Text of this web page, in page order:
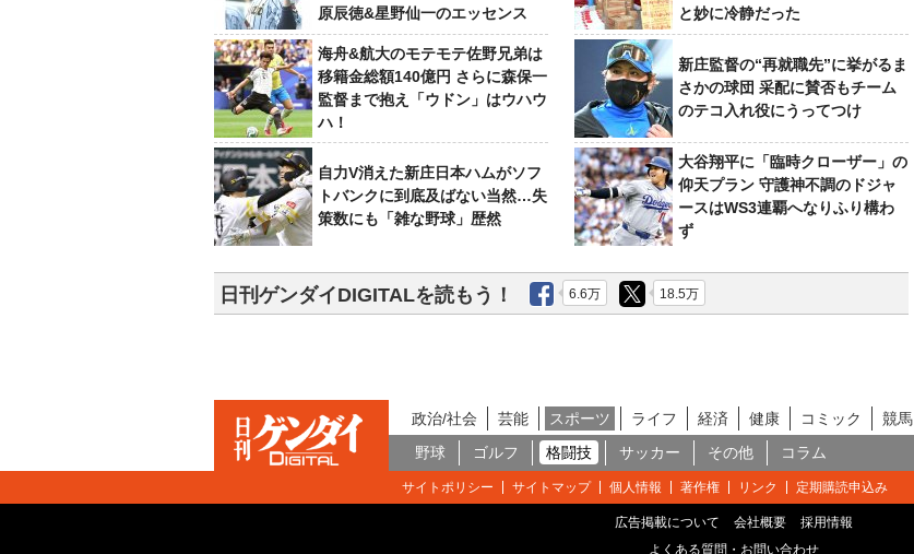
原辰徳&星野仙一のエッセンス
と妙に冷静だった
海舟&航大のモテモテ佐野兄弟は
移籍金総額140億円 さらに森保一
監督まで抱え「ウドン」はウハウ
ハ！
新庄監督の“再就職先”に挙がるま
さかの球団 采配に賛否もチーム
のテコ入れ役にうってつけ
自力V消えた新庄日本ハムがソフ
トバンクに到底及ばない当然…失
策数にも「雑な野球」歴然
大谷翔平に「臨時クローザー」の
仰天プラン 守護神不調のドジャ
ースはWS3連覇へなりふり構わ
ず
日刊ゲンダイDIGITALを読もう！ 6.6万 18.5万
政治/社会 芸能 スポーツ ライフ 経済 健康 コミック 競馬
野球
ゴルフ 格闘技 サッカー その他 コラム
サイトポリシー サイトマップ 個人情報 著作権 リンク 定期購読申込み
広告掲載について 会社概要
採用情報
よくある質問・お問い合わせ